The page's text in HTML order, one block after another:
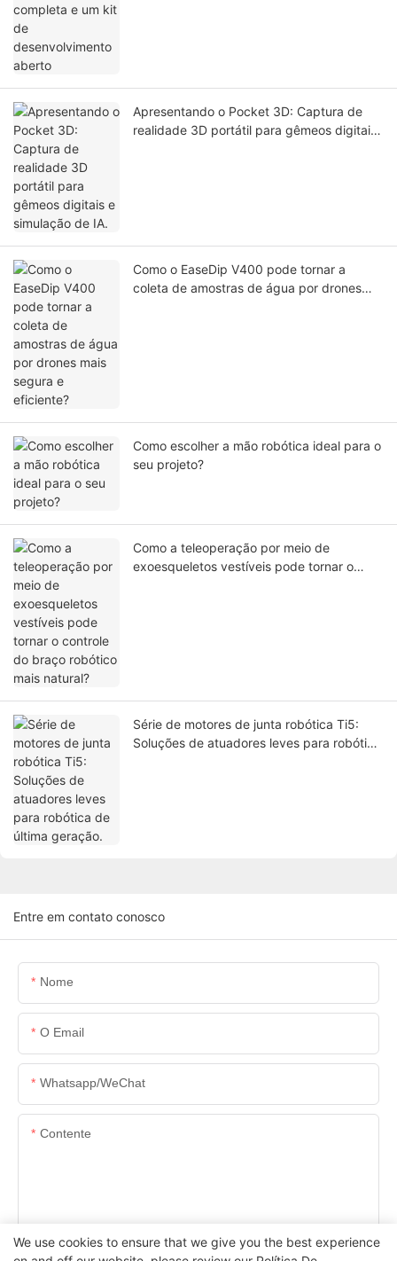
Apresentando o Pocket 3D: Captura de
realidade 3D portátil para gêmeos digitais
Como o EaseDip V400 pode tornar a
coleta de amostras de água por drones
Como escolher a mão robótica ideal para o
seu projeto?
Como a teleoperação por meio de
exoesqueletos vestíveis pode tornar o
Série de motores de junta robótica Ti5:
Soluções de atuadores leves para robótica
Entre em contato conosco
Nome
O Email
Whatsapp/WeChat
Contente
We use cookies to ensure that we give you the best experience